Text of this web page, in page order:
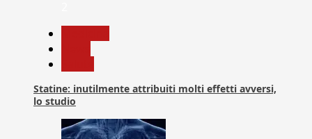
Statine: inutilmente attribuiti molti effetti avversi,
lo studio